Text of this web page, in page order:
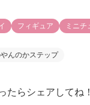
フィギュア
ミニチ
んのかステップ
たらシェアしてね！